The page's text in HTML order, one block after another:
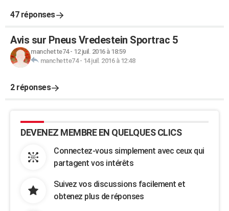
47 réponses
Avis sur Pneus Vredestein Sportrac 5
manchette74- 12 juil. 2016 à 18:59
manchette74- 14 juil. 2016 à 12:48
2 réponses
DEVENEZ MEMBRE EN QUELQUES CLICS
Connectez-vous simplement avec ceux qui
partagent vos intérêts
Suivez vos discussions facilement et
obtenez plus de réponses